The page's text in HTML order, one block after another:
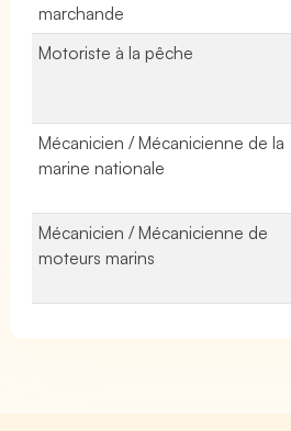
marchande
Motoriste à la pêche
Mécanicien / Mécanicienne de la
marine nationale
Mécanicien / Mécanicienne de
moteurs marins